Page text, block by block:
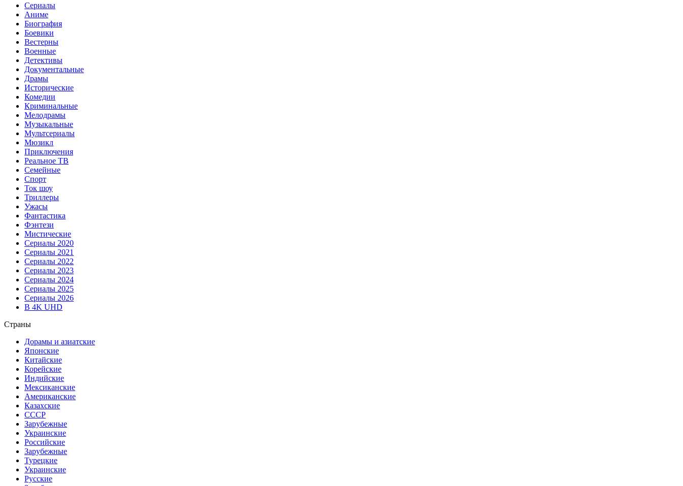
Сериалы
Аниме
Биография
Боевики
Вестерны
Военные
Детективы
Документальные
Драмы
Исторические
Комедии
Криминальные
Мелодрамы
Музыкальные
Мультсериалы
Мюзикл
Приключения
Реальное ТВ
Семейные
Спорт
Ток шоу
Триллеры
Ужасы
Фантастика
Фэнтези
Мистические
Сериалы 2020
Сериалы 2021
Сериалы 2022
Сериалы 2023
Сериалы 2024
Сериалы 2025
Сериалы 2026
В 4K UHD
Страны
Дорамы и азиатские
Японские
Китайские
Корейские
Индийские
Мексиканские
Американские
Казахские
СССР
Зарубежные
Украинские
Российские
Зарубежные
Турецкие
Украинские
Русские